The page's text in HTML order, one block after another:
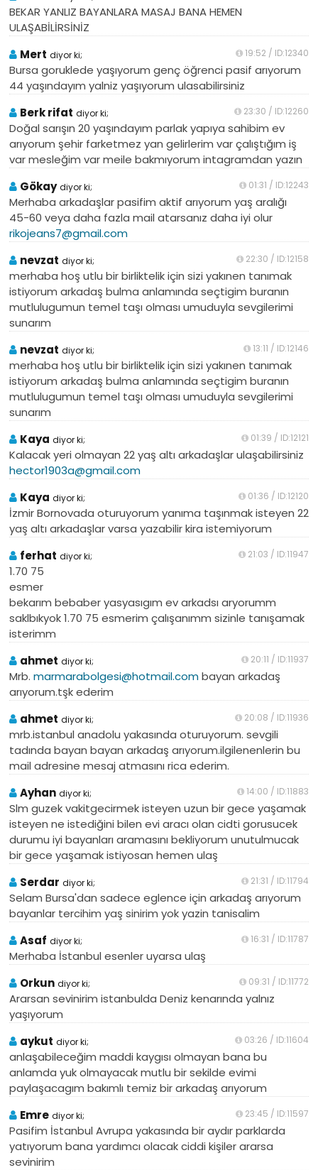
BEKAR YANLIZ BAYANLARA MASAJ BANA HEMEN
ULAŞABİLİRSİNİZ
Mert diyor ki; 19:52 / ID:12340
Bursa goruklede yaşıyorum genç öğrenci pasif arıyorum
44 yaşındayım yalniz yaşıyorum ulasabilirsiniz
Berk rifat diyor ki; 23:30 / ID:12260
Doğal sarışın 20 yaşındayım parlak yapıya sahibim ev
arıyorum şehir farketmez yan gelirlerim var çalıştığım iş
var mesleğim var meile bakmıyorum intagramdan yazın
Gökay diyor ki; 01:31 / ID:12243
Merhaba arkadaşlar pasifim aktif arıyorum yaş aralığı
45-60 veya daha fazla mail atarsanız daha iyi olur
rikojeans7@gmail.com
nevzat diyor ki; 22:30 / ID:12158
merhaba hoş utlu bir birliktelik için sizi yakınen tanımak
istiyorum arkadaş bulma anlamında seçtigim buranın
mutlulugumun temel taşı olması umuduyla sevgilerimi
sunarım
nevzat diyor ki; 13:11 / ID:12146
merhaba hoş utlu bir birliktelik için sizi yakınen tanımak
istiyorum arkadaş bulma anlamında seçtigim buranın
mutlulugumun temel taşı olması umuduyla sevgilerimi
sunarım
Kaya diyor ki; 01:39 / ID:12121
Kalacak yeri olmayan 22 yaş altı arkadaşlar ulaşabilirsiniz
hector1903a@gmail.com
Kaya diyor ki; 01:36 / ID:12120
İzmir Bornovada oturuyorum yanıma taşınmak isteyen 22
yaş altı arkadaşlar varsa yazabilir kira istemiyorum
ferhat diyor ki; 21:03 / ID:11947
1.70 75
esmer
bekarım bebaber yasyasıgım ev arkadsı aryorumm
saklbıkyok 1.70 75 esmerim çalışanımm sizinle tanışamak
isterimm
ahmet diyor ki; 20:11 / ID:11937
Mrb. marmarabolgesi@hotmail.combayan arkadaş
arıyorum.tşk ederim
ahmet diyor ki; 20:08 / ID:11936
mrb.istanbul anadolu yakasında oturuyorum. sevgili
tadında bayan bayan arkadaş arıyorum.ilgilenenlerin bu
mail adresine mesaj atmasını rica ederim.
Ayhan diyor ki; 14:00 / ID:11883
Slm guzek vakitgecirmek isteyen uzun bir gece yaşamak
isteyen ne istediğini bilen evi aracı olan cidti gorusucek
durumu iyi bayanları aramasını bekliyorum unutulmucak
bir gece yaşamak istiyosan hemen ulaş
Serdar diyor ki; 21:31 / ID:11794
Selam Bursa'dan sadece eglence için arkadaş arıyorum
bayanlar tercihim yaş sinirim yok yazin tanisalim
Asaf diyor ki; 16:31 / ID:11787
Merhaba İstanbul esenler uyarsa ulaş
Orkun diyor ki; 09:31 / ID:11772
Ararsan sevinirim istanbulda Deniz kenarında yalnız
yaşıyorum
aykut diyor ki; 03:26 / ID:11604
anlaşabileceğim maddi kaygısı olmayan bana bu
anlamda yuk olmayacak mutlu bir sekilde evimi
paylaşacagım bakımlı temiz bir arkadaş arıyorum
Emre diyor ki; 23:45 / ID:11597
Pasifim İstanbul Avrupa yakasında bir aydır parklarda
yatıyorum bana yardımcı olacak ciddi kişiler ararsa
sevinirim